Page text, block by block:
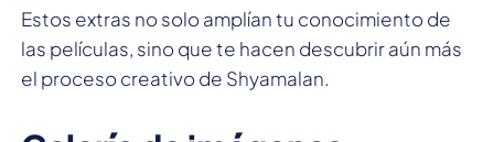
Estos extras no solo amplían tu conocimiento de
las películas, sino que te hacen descubrir aún más
el proceso creativo de Shyamalan.